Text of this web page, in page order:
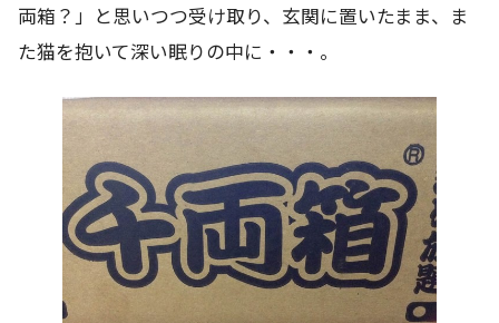
両箱？」と思いつつ受け取り、玄関に置いたまま、ま
た猫を抱いて深い眠りの中に・・・。